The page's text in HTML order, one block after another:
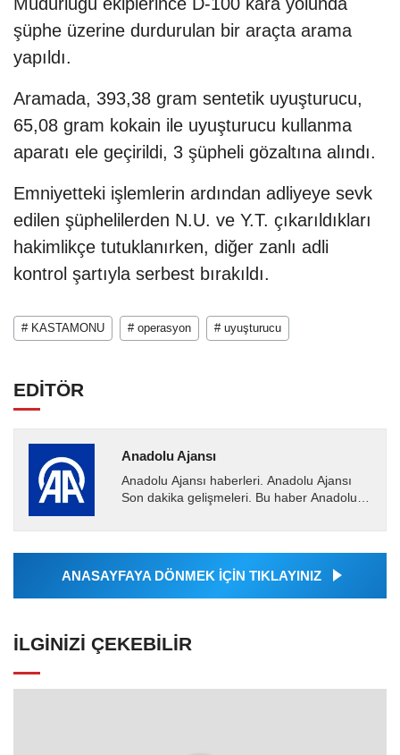
şüphe üzerine durdurulan bir araçta arama
yapıldı.
Aramada, 393,38 gram sentetik uyuşturucu,
65,08 gram kokain ile uyuşturucu kullanma
aparatı ele geçirildi, 3 şüpheli gözaltına alındı.
Emniyetteki işlemlerin ardından adliyeye sevk
edilen şüphelilerden N.U. ve Y.T. çıkarıldıkları
hakimlikçe tutuklanırken, diğer zanlı adli
kontrol şartıyla serbest bırakıldı.
# KASTAMONU # operasyon # uyuşturucu
EDİTÖR
Anadolu Ajansı
Anadolu Ajansı haberleri. Anadolu Ajansı
Son dakika gelişmeleri. Bu haber Anadolu
Ajansı tarafından...
ANASAYFAYA DÖNMEK İÇİN TIKLAYINIZ
İLGINIZI ÇEKEBILIR